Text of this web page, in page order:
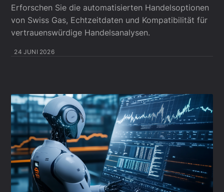
Erforschen Sie die automatisierten Handelsoptionen
von Swiss Gas, Echtzeitdaten und Kompatibilität für
vertrauenswürdige Handelsanalysen.
24 JUNI 2026